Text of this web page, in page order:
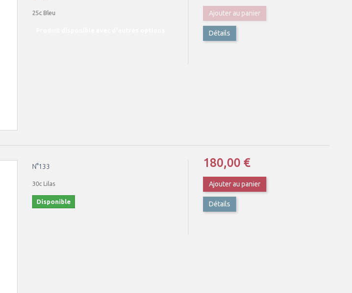
25c Bleu Ajouter au panier
Détails
N°133
30c Lilas
Disponible
180,00 €
Ajouter au panier
Détails